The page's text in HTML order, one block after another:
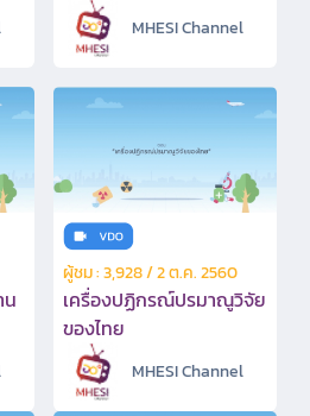
MHESI Channel
น
ผู้ชม : 3,928 / 2 ต.ค. 2560
เครื่องปฏิกรณ์ปรมาณูวิจัย
ของไทย
MHESI Channel